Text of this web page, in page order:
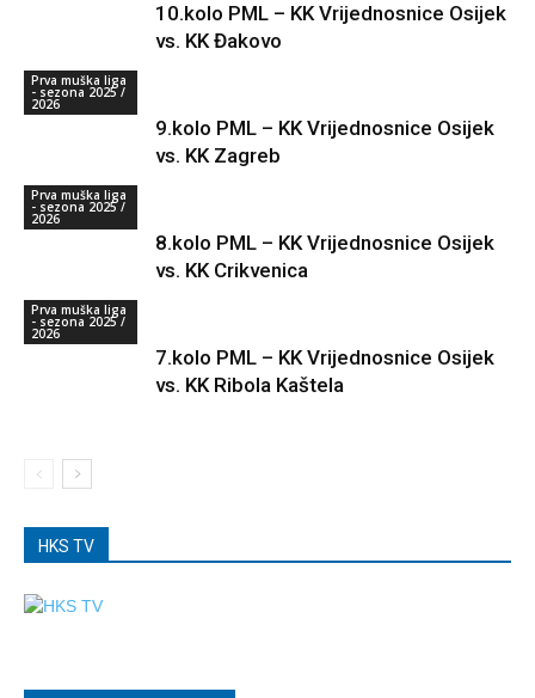
10.kolo PML – KK Vrijednosnice Osijek
vs. KK Đakovo
Prva muška liga
- sezona 2025 /
2026
9.kolo PML – KK Vrijednosnice Osijek
vs. KK Zagreb
Prva muška liga
- sezona 2025 /
2026
8.kolo PML – KK Vrijednosnice Osijek
vs. KK Crikvenica
Prva muška liga
- sezona 2025 /
2026
7.kolo PML – KK Vrijednosnice Osijek
vs. KK Ribola Kaštela
HKS TV